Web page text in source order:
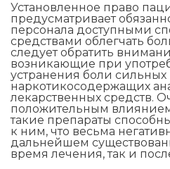
Установленное право
предусматривает
персонала доступными
средствами облегчать
следует обратить
возникающие при
устранения боли сильных
наркотикосодержащих
лекарственных средств.
положительным
такие препараты
к ним, что весьма
дальнейшем
время лечения, так и